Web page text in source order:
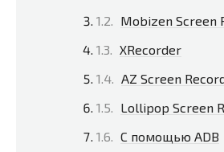
Mobizen Screen
XRecorder
AZ Screen
Lollipop Screen
С помощью ADB